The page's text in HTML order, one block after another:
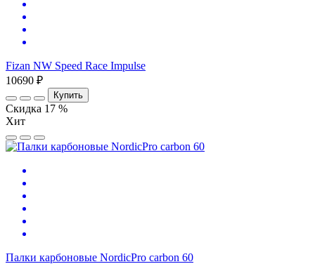
Fizan NW Speed Race Impulse
10690 ₽
Купить
Скидка 17 %
Хит
Палки карбоновые NordicPro carbon 60